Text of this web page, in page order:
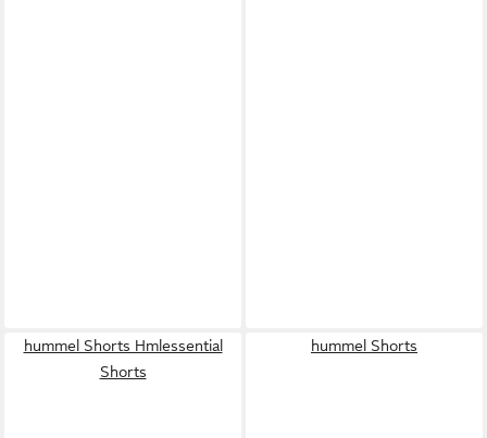
hummel Shorts Hmlessential
Shorts
hummel Shorts